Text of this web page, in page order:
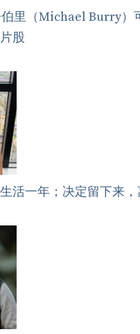
伯里（Michael Burry）
股
活一年；决定留下来